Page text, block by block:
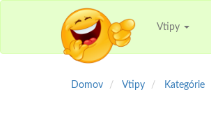
Vtipy
Domov Vtipy Kategórie